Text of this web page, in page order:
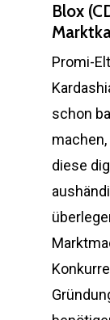
Blox
Promi-
schon
diese